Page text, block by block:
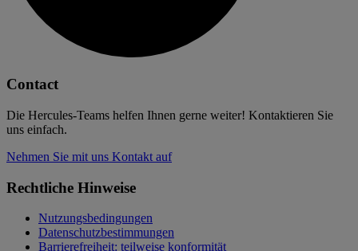
Contact
Die Hercules-Teams helfen Ihnen gerne weiter! Kontaktieren Sie
uns einfach.
Nehmen Sie mit uns Kontakt auf
Rechtliche Hinweise
Nutzungsbedingungen
Datenschutzbestimmungen
Barrierefreiheit: teilweise konformität